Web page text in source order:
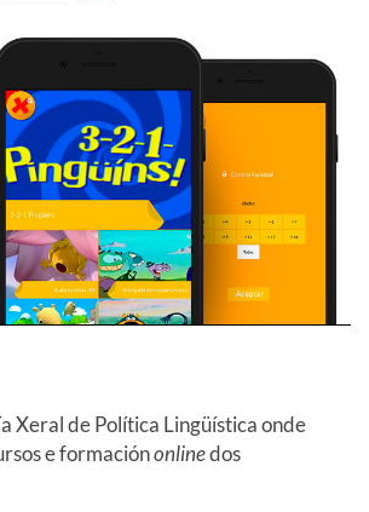
Xeral de Política Lingüística onde
e formaciónonlinedos